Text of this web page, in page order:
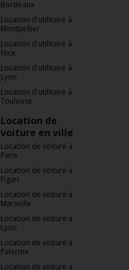
Bordeaux
Location d'utilitaire à
Montpellier
Location d'utilitaire à
Nice
Location d'utilitaire à
Lyon
Location d'utilitaire à
Toulouse
Location de
voiture en ville
Location de voiture à
Paris
Location de voiture à
Figari
Location de voiture à
Marseille
Location de voiture à
Lyon
Location de voiture à
Palerme
Location de voiture à